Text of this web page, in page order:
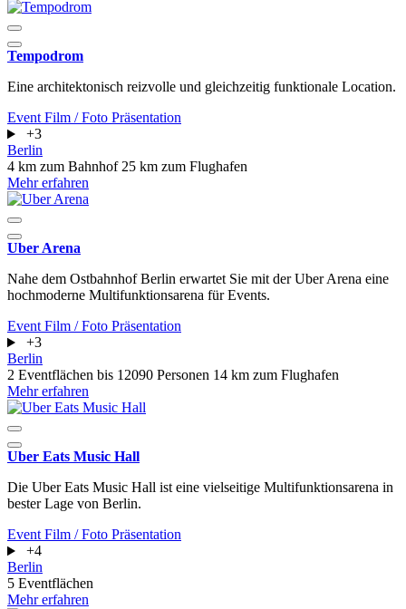
Tempodrom
Eine architektonisch reizvolle und gleichzeitig funktionale Location.
Event Film / Foto Präsentation
+3
Berlin
4 km zum Bahnhof 25 km zum Flughafen
Mehr erfahren
Uber Arena
Nahe dem Ostbahnhof Berlin erwartet Sie mit der Uber Arena eine
hochmoderne Multifunktionsarena für Events.
Event Film / Foto Präsentation
+3
Berlin
2 Eventflächen bis 12090 Personen 14 km zum Flughafen
Mehr erfahren
Uber Eats Music Hall
Die Uber Eats Music Hall ist eine vielseitige Multifunktionsarena in
bester Lage von Berlin.
Event Film / Foto Präsentation
+4
Berlin
5 Eventflächen
Mehr erfahren